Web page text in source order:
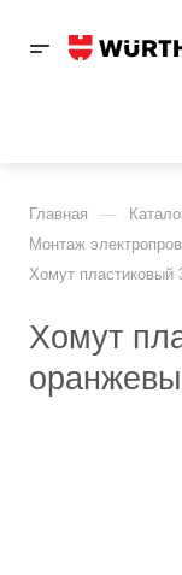
Главная —
Монтаж
Хомут пластиковый
Хомут